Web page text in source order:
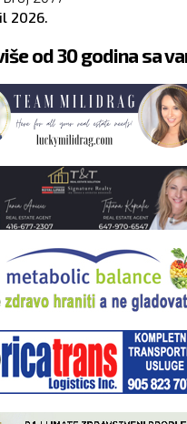
2026.
od 30 godina sa